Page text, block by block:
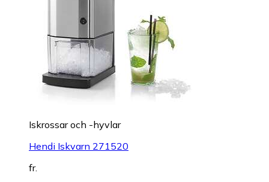
Iskrossar och -hyvlar
Hendi Iskvarn 271520
fr.